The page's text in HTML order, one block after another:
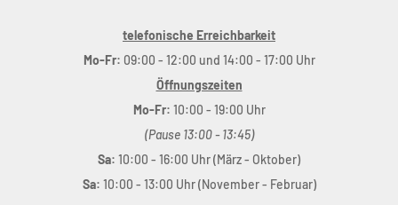
telefonische Erreichbarkeit
Mo-Fr: 09:00 - 12:00 und 14:00 - 17:00 Uhr
Öffnungszeiten
Mo-Fr: 10:00 - 19:00 Uhr
(Pause 13:00 - 13:45)
Sa: 10:00 - 16:00 Uhr (März - Oktober)
Sa: 10:00 - 13:00 Uhr (November - Februar)